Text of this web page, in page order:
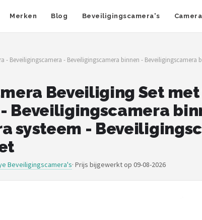
Merken Blog Beveiligingscamera's
- Beveiligingscamera - Beveiligingscamera binnen -
Beveiliging Set met
Beveiligingscamera
systeem -
Beveiligingscamera's· Prijs bijgewerkt op 09-08-2026